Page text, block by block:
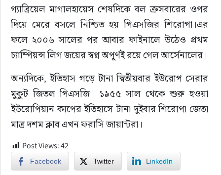
গ্যাব্রিয়েল মাগালহায়েস শেষদিকে বল ক্রসবারের ওপর
দিয়ে মেরে বসলে নিশ্চিত হয় পিএসজির শিরোপা।এর
ফলে ২০০৬ সালের পর আবার ফাইনালে উঠেও প্রথম
চ্যাম্পিয়ন্স লিগ জয়ের স্বপ্ন অপূর্ণই রয়ে গেল আর্সেনালের।
অন্যদিকে, ইতিহাস গড়ে টানা দ্বিতীয়বার ইউরোপ সেরার
মুকুট জিতল পিএসজি। ১৯৫৫ সাল থেকে শুরু হওয়া
ইউরোপিয়ান কাপের ইতিহাসে টানা দুইবার শিরোপা জেতা
মাত্র দশম ক্লাব এখন ফরাসি জায়ান্টরা।
Post Views:42
Facebook Twitter LinkedIn